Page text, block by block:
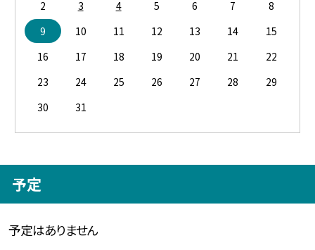
2
3 4 5 6 7
8
9
10 11 12 13 14
15
16
17 18 19 20 21
22
23
24 25 26 27 28
29
30
31
予定
予定はありません